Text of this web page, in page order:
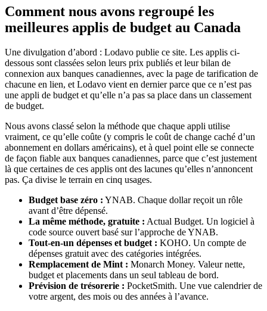
Comment nous avons regroupé les
meilleures applis de budget au Canada
Une divulgation d’abord : Lodavo publie ce site. Les applis ci-
dessous sont classées selon leurs prix publiés et leur bilan de
connexion aux banques canadiennes, avec la page de tarification de
chacune en lien, et Lodavo vient en dernier parce que ce n’est pas
une appli de budget et qu’elle n’a pas sa place dans un classement
de budget.
Nous avons classé selon la méthode que chaque appli utilise
vraiment, ce qu’elle coûte (y compris le coût de change caché d’un
abonnement en dollars américains), et à quel point elle se connecte
de façon fiable aux banques canadiennes, parce que c’est justement
là que certaines de ces applis ont des lacunes qu’elles n’annoncent
pas. Ça divise le terrain en cinq usages.
Budget base zéro : YNAB. Chaque dollar reçoit un rôle
avant d’être dépensé.
La même méthode, gratuite : Actual Budget. Un logiciel à
code source ouvert basé sur l’approche de YNAB.
Tout-en-un dépenses et budget : KOHO. Un compte de
dépenses gratuit avec des catégories intégrées.
Remplacement de Mint : Monarch Money. Valeur nette,
budget et placements dans un seul tableau de bord.
Prévision de trésorerie : PocketSmith. Une vue calendrier de
votre argent, des mois ou des années à l’avance.